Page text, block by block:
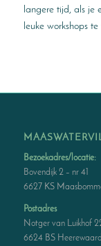
langere tijd, als je
leuke workshops
Bezoekadres/locatie:
Bovendijk 2 – nr 41
6627 KS
Postadres
Notger van Luikhof
6624 BS